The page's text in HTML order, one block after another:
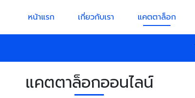
หน้าแรก เกี่ยวกับเรา แคตตาล็อก
แคตตาล็อกออนไลน์